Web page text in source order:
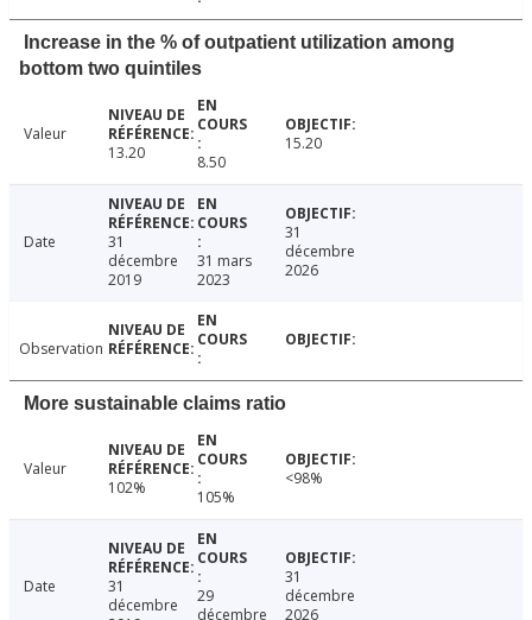
Increase in the % of outpatient utilization among
bottom two quintiles
Valeur
13.20
8.50
15.20
Date
31
décembre
2019
31 mars
2023
31
décembre
2026
Observation
More sustainable claims ratio
Valeur
102%
105%
<98%
Date
31
décembre
29
décembre
31
décembre
2026